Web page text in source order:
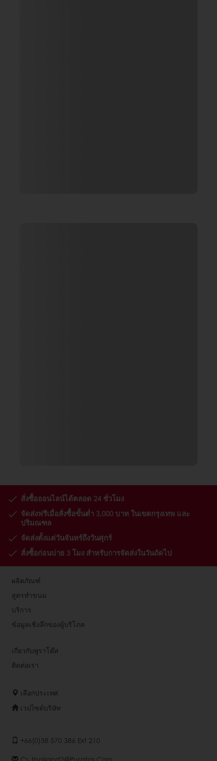
สั่งซื้อออนไลน์ได้ตลอด 24 ชั่วโมง
จัดส่งฟรีเมื่อสั่งซื้อขั้นต่ำ 3,000 บาท ในเขตกรุงเทพ และ
ปริมณฑล
จัดส่งตั้งแต่วันจันทร์ถึงวันศุกร์
สั่งซื้อก่อนบ่าย 3 โมง สำหรับการจัดส่งในวันถัดไป
ผลิตภัณฑ์
สูตรทำขนม
บริการ
ข้อมูลเชิงลึกของผู้บริโภค
เกี่ยวกับพูราโต๊ส
ติดต่อเรา
เลือกประเทศ
เวปไซด์บริษัท
+66(0)38 570 386 Ext 210
Cs_thailand2@puratos.com